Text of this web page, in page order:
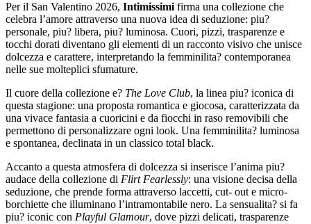
Per il San Valentino 2026, Intimissimifirma una collezione che
celebra l’amore attraverso una nuova idea di seduzione: piu?
personale, piu? libera, piu? luminosa. Cuori, pizzi, trasparenze e
tocchi dorati diventano gli elementi di un racconto visivo che unisce
dolcezza e carattere, interpretando la femminilita? contemporanea
nelle sue molteplici sfumature.
Il cuore della collezione e? The Love Club, la linea piu? iconica di
questa stagione: una proposta romantica e giocosa, caratterizzata da
una vivace fantasia a cuoricini e da fiocchi in raso removibili che
permettono di personalizzare ogni look. Una femminilita? luminosa
e spontanea, declinata in un classico total black.
Accanto a questa atmosfera di dolcezza si inserisce l’anima piu?
audace della collezione di Flirt Fearlessly: una visione decisa della
seduzione, che prende forma attraverso laccetti, cut- out e micro-
borchiette che illuminano l’intramontabile nero. La sensualita? si fa
piu? iconic con Playful Glamour, dove pizzi delicati, trasparenze